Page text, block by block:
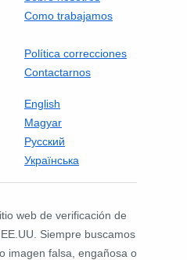
Como trabajamos
Política correcciones
Contactarnos
English
Magyar
Русский
Українська
web de verificación de
Siempre buscamos
imagen falsa, engañosa o